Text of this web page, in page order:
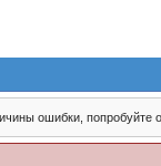
ошибки, попробуйте